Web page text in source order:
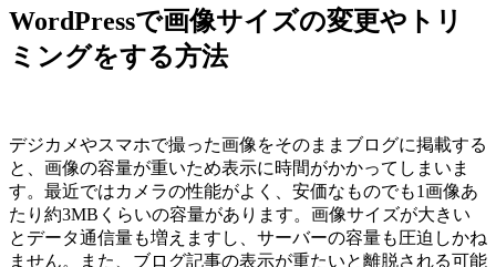
WordPressで画像サイズの変更やトリ
ミングをする方法
デジカメやスマホで撮った画像をそのままブログに掲載する
と、画像の容量が重いため表示に時間がかかってしまいま
す。最近ではカメラの性能がよく、安価なものでも1画像あ
たり約3MBくらいの容量があります。画像サイズが大きい
とデータ通信量も増えますし、サーバーの容量も圧迫しかね
ません。また、ブログ記事の表示が重たいと離脱される可能